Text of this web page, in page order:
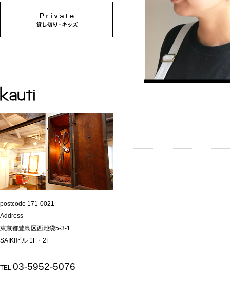
postcode 171-0021
Address
東京都豊島区西池袋5-3-1
SAIKIビル 1F・2F
TEL 03-5952-5076